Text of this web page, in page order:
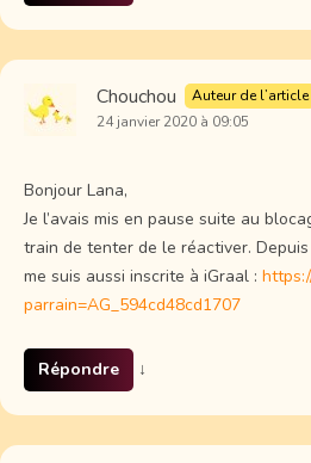
Chouchou
Auteur de l’article
24 janvier 2020 à 09:05
Bonjour Lana,
Je l’avais mis en pause suite au
train de tenter de le réactiver.
me suis aussi inscrite à iGraal :
parrain=AG_594cd48cd1707
Répondre ↓